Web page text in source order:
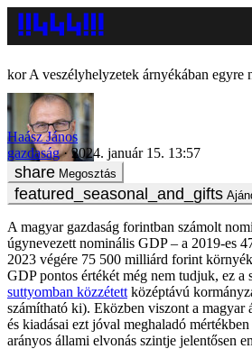
A veszélyhelyzetek árnyékában egyre
Haász János
gazdaság
2024. január 15. 13:57
Megosztás
A magyar gazdaság forintban számolt
úgynevezett nominális GDP – a 2019-es
2023 végére 75 500 milliárd forint
GDP pontos értékét még nem tudjuk, ez a
suttyomban közzétett középtávú
számítható ki). Eközben viszont a magyar
és kiadásai ezt jóval meghaladó
arányos állami elvonás szintje jelentősen